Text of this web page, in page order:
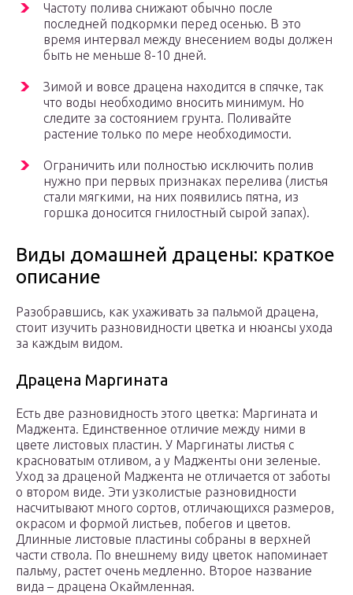
Частоту полива снижают обычно после
последней подкормки перед осенью. В это
время интервал между внесением воды должен
быть не меньше 8-10 дней.
Зимой и вовсе драцена находится в спячке, так
что воды необходимо вносить минимум. Но
следите за состоянием грунта. Поливайте
растение только по мере необходимости.
Ограничить или полностью исключить полив
нужно при первых признаках перелива (листья
стали мягкими, на них появились пятна, из
горшка доносится гнилостный сырой запах).
Виды домашней драцены: краткое
описание
Разобравшись, как ухаживать за пальмой драцена,
стоит изучить разновидности цветка и нюансы ухода
за каждым видом.
Драцена Маргината
Есть две разновидность этого цветка: Маргината и
Маджента. Единственное отличие между ними в
цвете листовых пластин. У Маргинаты листья с
красноватым отливом, а у Мадженты они зеленые.
Уход за драценой Маджента не отличается от заботы
о втором виде. Эти узколистые разновидности
насчитывают много сортов, отличающихся размеров,
окрасом и формой листьев, побегов и цветов.
Длинные листовые пластины собраны в верхней
части ствола. По внешнему виду цветок напоминает
пальму, растет очень медленно. Второе название
вида – драцена Окаймленная.